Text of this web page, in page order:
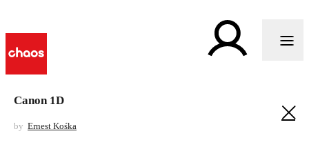
Canon 1D
by Ernest Kośka